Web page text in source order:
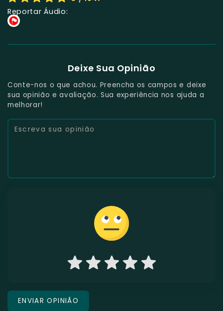
Reportar Áudio:
Deixe Sua Opinião
Conte-nos o que achou. Preencha os campos e deixe
sua opinião e avaliação. Sua experiência nos ajuda a
melhorar!